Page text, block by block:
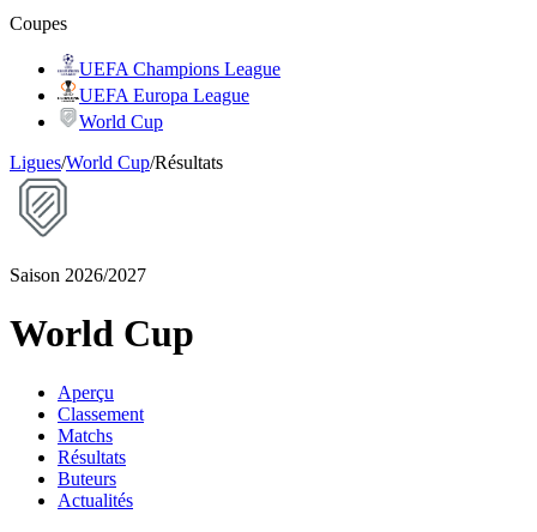
Coupes
UEFA Champions League
UEFA Europa League
World Cup
Ligues/World Cup/Résultats
Saison 2026/2027
World Cup
Aperçu
Classement
Matchs
Résultats
Buteurs
Actualités